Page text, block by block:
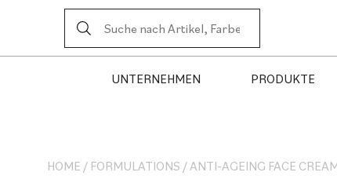
UNTERNEHMEN PRODUKTE
HOME / FORMULATIONS /ANTI-AGEING FACE